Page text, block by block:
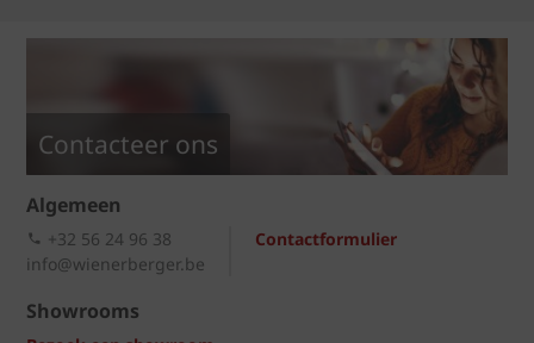
Contacteer ons
Algemeen
Contactformulier
+32 56 24 96 38
info@wienerberger.be
Showrooms